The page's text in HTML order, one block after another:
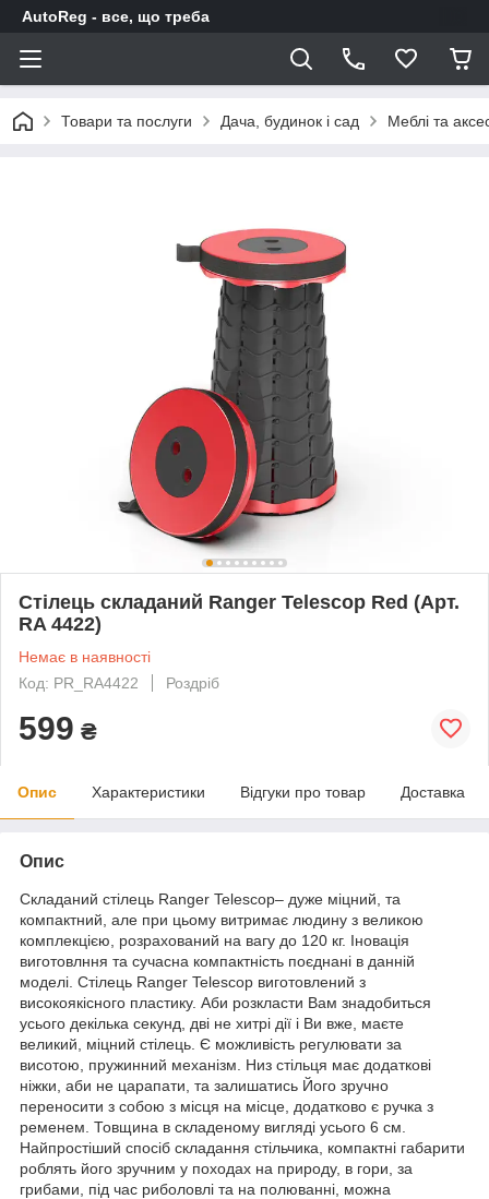
AutoReg - все, що треба
Товари та послуги Дача, будинок і сад Меблі та
Стілець складаний Ranger Telescop Red (Арт.
RA 4422)
Немає в наявності
Код: PR_RA4422
Роздріб
599 ₴
Опис Характеристики Відгуки про товар Доставка
Опис
Складаний стілець Ranger Telescop– дуже міцний, та
компактний, але при цьому витримає людину з великою
комплекцією, розрахований на вагу до 120 кг. Іновація
виготовлння та сучасна компактність поєднані в данній
моделі. Стілець Ranger Telescoр виготовлений з
високоякісного пластику. Аби розкласти Вам знадобиться
усього декілька секунд, дві не хитрі дії і Ви вже, маєте
великий, міцний стілець. Є можливість регулювати за
висотою, пружинний механізм. Низ стільця має додаткові
ніжки, аби не царапати, та залишатись Його зручно
переносити з собою з місця на місце, додатково є ручка з
ременем. Товщина в складеному вигляді усього 6 см.
Найпростіший спосіб складання стільчика, компактні габарити
роблять його зручним у походах на природу, в гори, за
грибами, під час риболовлі та на полюванні, можна